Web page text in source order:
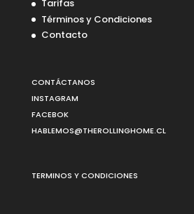
Tarifas
Términos y Condiciones
Contacto
CONTÁCTANOS
INSTAGRAM
FACEBOK
HABLEMOS@THEROLLINGHOME.CL
TERMINOS Y CONDICIONES